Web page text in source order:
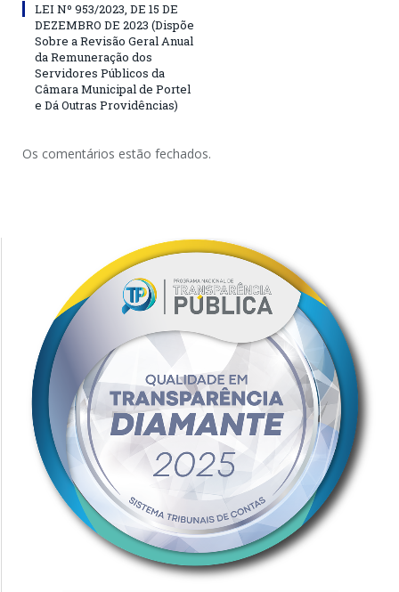
LEI Nº 953/2023, DE 15 DE
DEZEMBRO DE 2023 (Dispõe
Sobre a Revisão Geral Anual
da Remuneração dos
Servidores Públicos da
Câmara Municipal de Portel
e Dá Outras Providências)
Os comentários estão fechados.